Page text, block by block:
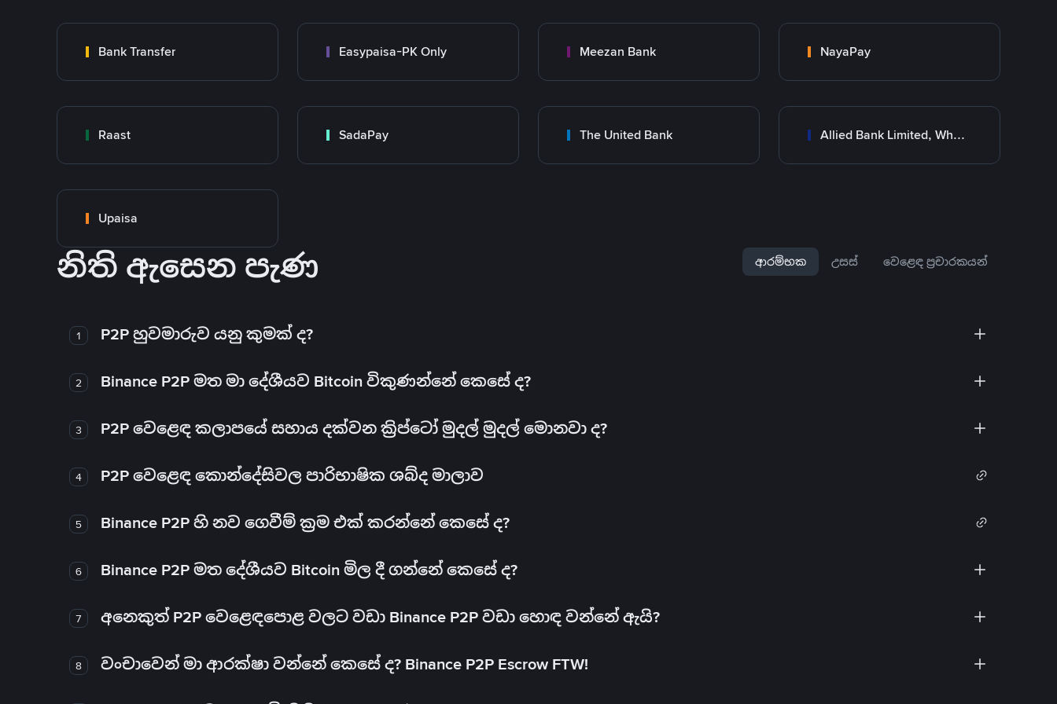
Bank Transfer Easypaisa-PK Only Meezan Bank NayaPay
Raast SadaPay The United Bank Allied Bank Limited, Wholesale Branch
Upaisa
නිති ඇසෙන පැණ ආරම්භක උසස් වෙළෙඳ ප්‍රචාරකයන්
1 P2P හුවමාරුව යනු කුමක් ද?
2 Binance P2P මත මා දේශීයව Bitcoin විකුණන්නේ කෙසේ ද?
3 P2P වෙළෙඳ කලාපයේ සහාය දක්වන ක්‍රිප්ටෝ මුදල් මුදල් මොනවා ද?
4 P2P වෙළෙඳ කොන්දේසිවල පාරිභාෂික ශබ්ද මාලාව
5 Binance P2P හි නව ගෙවීම් ක්‍රම එක් කරන්නේ කෙසේ ද?
6 Binance P2P මත දේශීයව Bitcoin මිල දී ගන්නේ කෙසේ ද?
7 අනෙකුත් P2P වෙළෙඳපොළ වලට වඩා Binance P2P වඩා හොඳ වන්නේ ඇයි?
8 වංචාවෙන් මා ආරක්ෂා වන්නේ කෙසේ ද? Binance P2P Escrow FTW!